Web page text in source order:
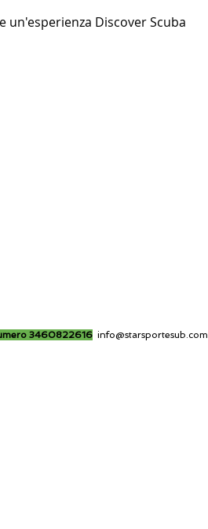
un'esperienza Discover Scuba
3460822616 info@starsportesub.com